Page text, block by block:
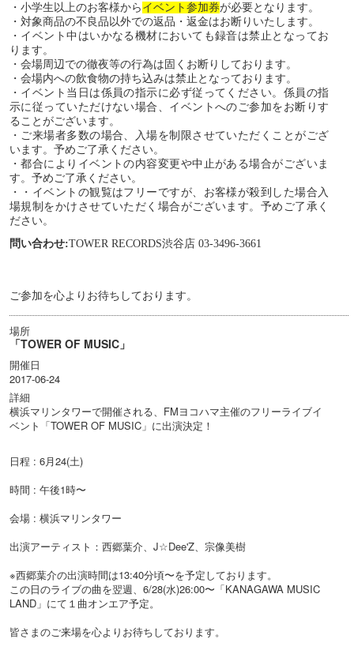
・小学生以上のお客様から イベント参加券が必要となります。
・対象商品の不良品以外での返品・返金はお断りいたします。
・イベント中はいかなる機材においても録音は禁止となってお
ります。
・会場周辺での徹夜等の行為は固くお断りしております。
・会場内への飲食物の持ち込みは禁止となっております。
・イベント当日は係員の指示に必ず従ってください。係員の指
示に従っていただけない場合、イベントへのご参加をお断りす
ることがございます。
・ご来場者多数の場合、入場を制限させていただくことがござ
います。予めご了承ください。
・都合によりイベントの内容変更や中止がある場合がございま
す。予めご了承ください。
・・イベントの観覧はフリーですが、お客様が殺到した場合入
場規制をかけさせていただく場合がございます。予めご了承く
ださい。
問い合わせ:TOWER RECORDS渋谷店 03-3496-3661
ご参加を心よりお待ちしております。
場所
「TOWER OF MUSIC」
開催日
2017-06-24
詳細
横浜マリンタワーで開催される、FMヨコハマ主催のフリーライブイ
ベント「TOWER OF MUSIC」に出演決定！
日程 : 6月24(土)
時間 : 午後1時〜
会場 : 横浜マリンタワー
出演アーティスト：西郷葉介、J☆Dee'Z、宗像美樹
※西郷葉介の出演時間は13:40分頃〜を予定しております。
この日のライブの曲を翌週、6/28(水)26:00〜「KANAGAWA MUSIC
LAND」にて１曲オンエア予定。
皆さまのご来場を心よりお待ちしております。